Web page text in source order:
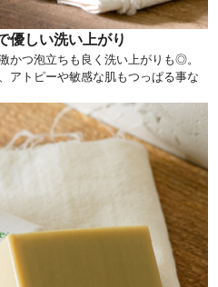
優しい洗い上がり
かつ泡立ちも良く洗い上がりも◎。
アトピーや敏感な肌もつっぱる事な